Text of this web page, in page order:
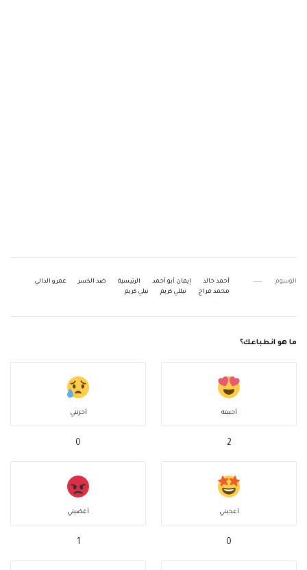
الوسوم أحمد خالد إيمان أبو أحمد الرئيسية ضد الكسر
عمرو الدالي
محمد فراج
نيللي كريم نيلي كريم
ما هو انطباعك؟
أحببته
2
أحزنني
0
أعجبني
0
أغضبني
1